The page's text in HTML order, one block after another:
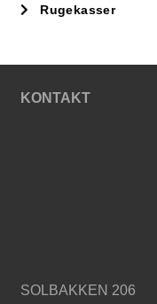
Rugekasser
KONTAKT
SOLBAKKEN 206